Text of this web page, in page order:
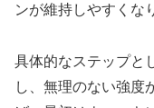
ンが維持しやすくな
具体的なステップと
し、無理のない強度